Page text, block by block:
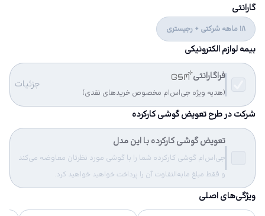
گارانتی
18 ماهه شرکتی + رجیستری
بیمه لوازم الکترونیکی
فراگارانتی
(هدیه ویژه جی‌اس‌ام مخصوص خریدهای نقدی)
جزئیات
شرکت در طرح تعویض گوشی کارکرده
تعویض گوشی کارکرده با این مدل
جی‌اس‌ام گوشی کارکرده شما را با گوشی مورد نظرتان معاوضه می‌کند
و فقط مبلغ مابه‌التفاوت آن را پرداخت خواهید خواهید کرد.
ویژگی‌های اصلی